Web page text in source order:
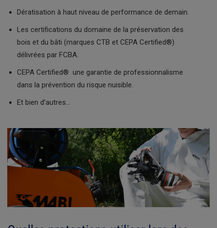
Dératisation à haut niveau de performance de demain.
Les certifications du domaine de la préservation des
bois et du bâti (marques CTB et CEPA Certified®)
délivrées par FCBA.
CEPA Certified® une garantie de professionnalisme
dans la prévention du risque nuisible.
Et bien d’autres…